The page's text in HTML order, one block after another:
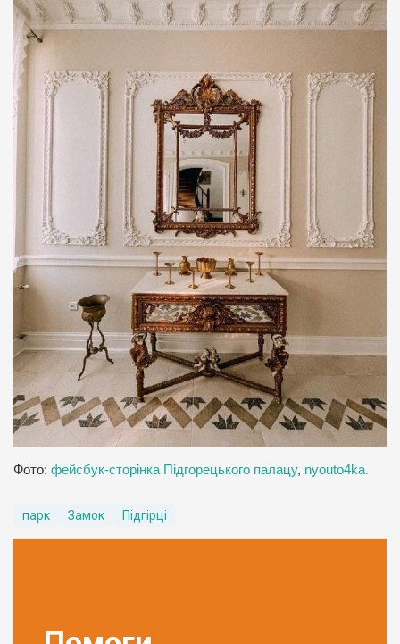
Фото: фейсбук-сторінка Підгорецького палацу, nyouto4ka.
парк Замок Підгірці